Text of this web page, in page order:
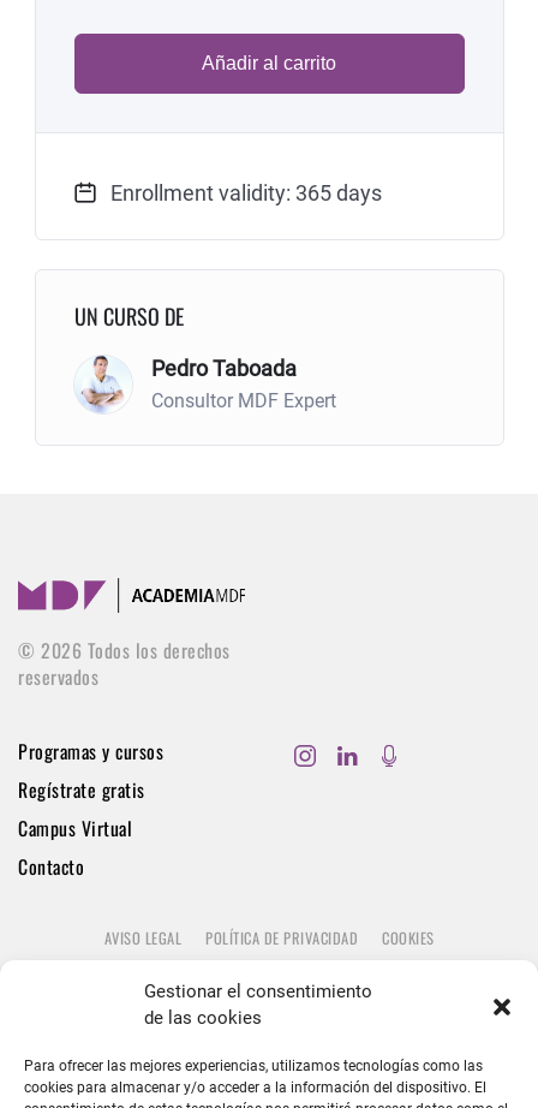
Gestionar el consentimiento
de las cookies
Para ofrecer las mejores experiencias, utilizamos tecnologías como las
cookies para almacenar y/o acceder a la información del dispositivo. El
Añadir al carrito
Enrollment validity: 365 days
UN CURSO DE
Pedro Taboada
Consultor MDF Expert
© 2026 Todos los derechos
reservados
Programas y cursos
Regístrate gratis
Campus Virtual
Contacto
AVISO LEGAL POLÍTICA DE PRIVACIDAD COOKIES